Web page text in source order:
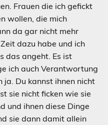
Frauen die ich gefickt
wollen, die mich
da gar nicht mehr
dazu habe und ich
das angeht. Es ist
ich auch Verantwortung
ja. Du kannst ihnen nicht
sie nicht ficken wie sie
und ihnen diese Dinge
sie dann damit allein